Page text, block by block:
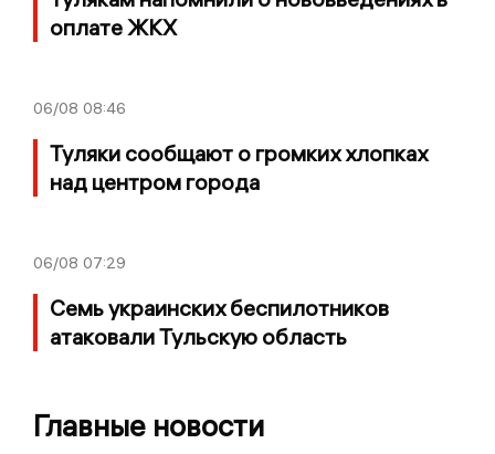
оплате ЖКХ
06/08 08:46
Туляки сообщают о громких хлопках
над центром города
06/08 07:29
Семь украинских беспилотников
атаковали Тульскую область
Главные новости